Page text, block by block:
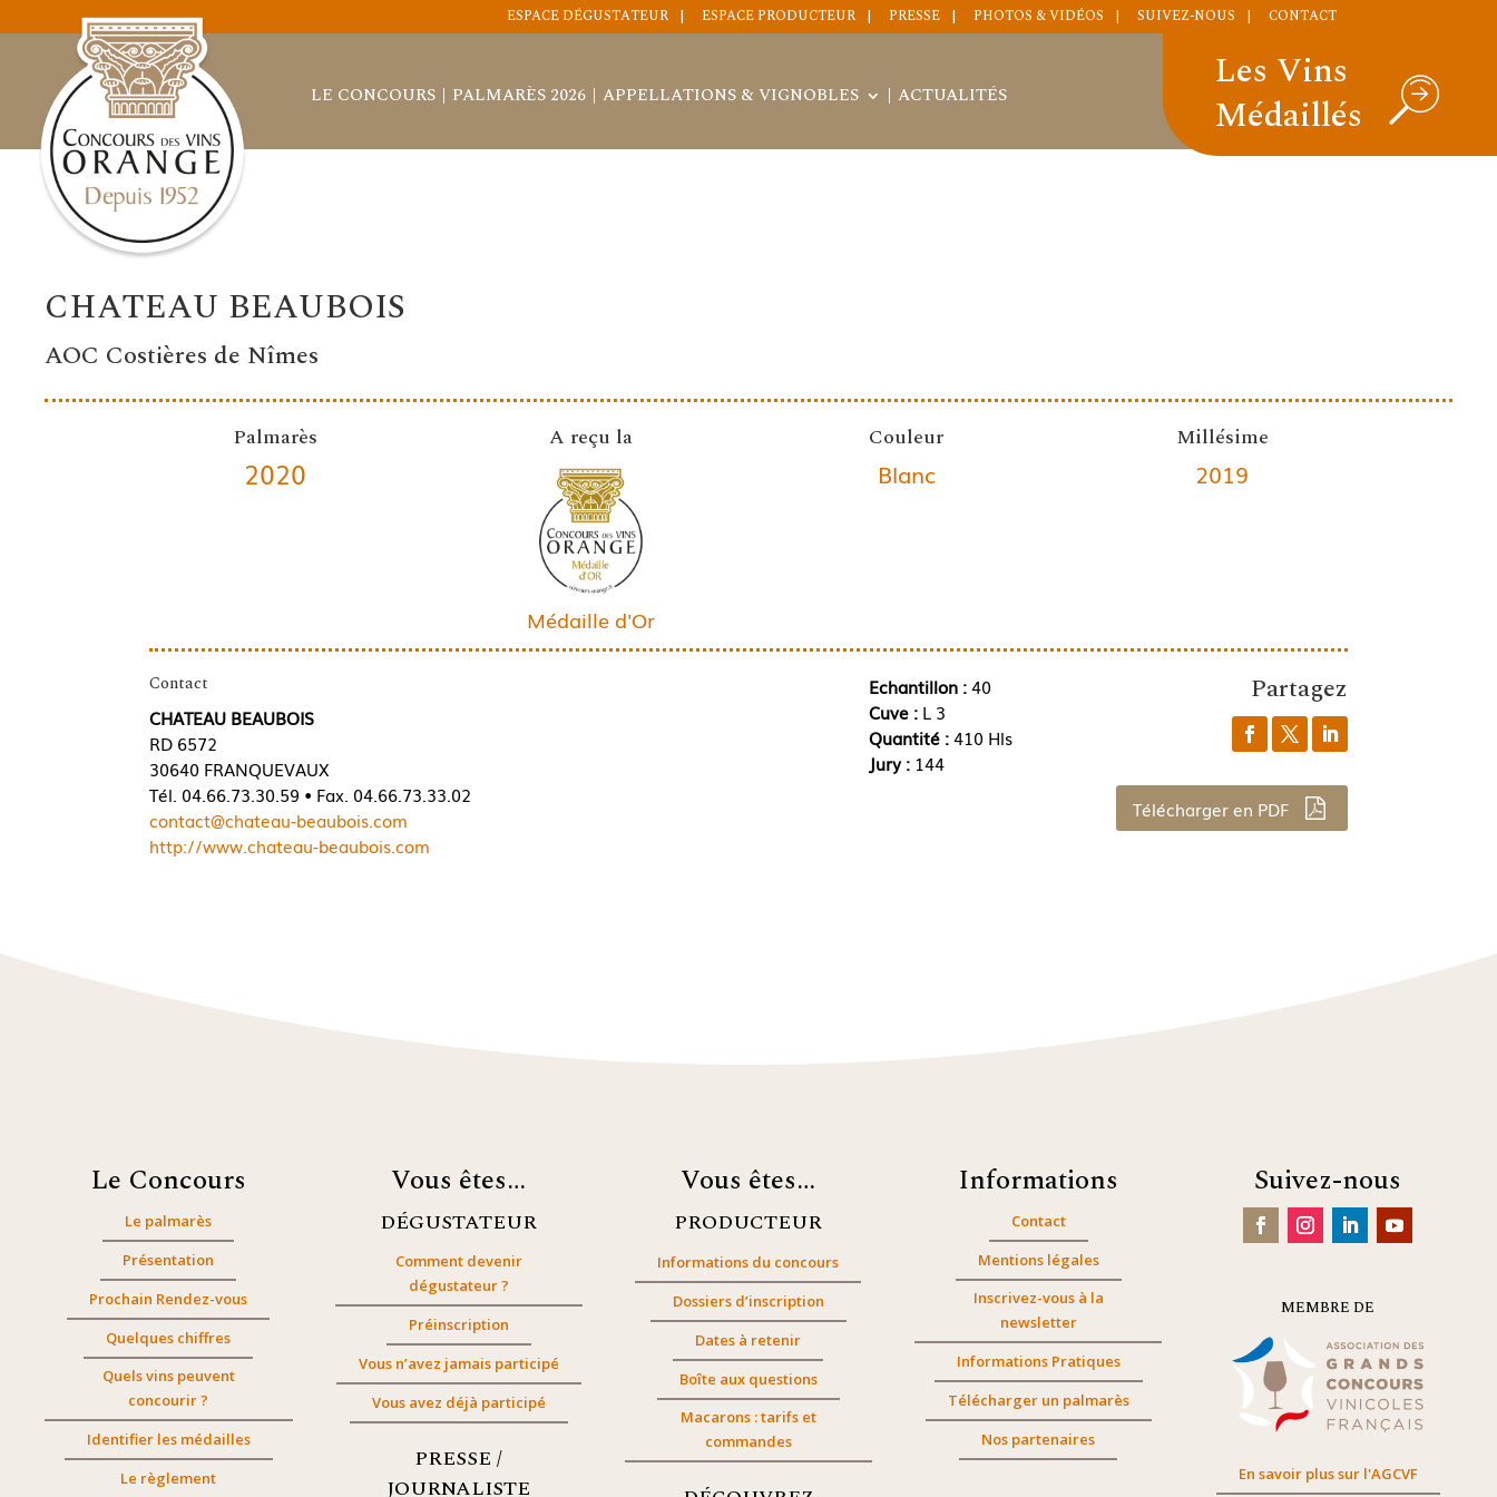
ESPACE DÉGUSTATEUR ESPACE PRODUCTEUR PRESSE PHOTOS & VIDÉOS SUIVEZ-NOUS CONTACT
LE CONCOURS PALMARÈS 2026 APPELLATIONS & VIGNOBLES ACTUALITÉS
Les Vins
Médaillés
CHATEAU BEAUBOIS
AOC Costières de Nîmes
Palmarès
2020
A reçu la
Médaille d'Or
Couleur
Blanc
Millésime
2019
Contact
CHATEAU BEAUBOIS
RD 6572
30640 FRANQUEVAUX
Tél. 04.66.73.30.59 • Fax. 04.66.73.33.02
contact@chateau-beaubois.com
http://www.chateau-beaubois.com
Echantillon :40
Cuve : L 3
Quantité :410 Hls
Jury : 144
Partagez
Télécharger en PDF
Le Concours
Le palmarès
Présentation
Prochain Rendez-vous
Quelques chiffres
Quels vins peuvent
concourir ?
Identifier les médailles
Le règlement
Vous êtes…
DÉGUSTATEUR
Comment devenir
dégustateur ?
Préinscription
Vous n’avez jamais participé
Vous avez déjà participé
PRESSE /
JOURNALISTE
Vous êtes…
PRODUCTEUR
Informations du concours
Dossiers d’inscription
Dates à retenir
Boîte aux questions
Macarons : tarifs et
commandes
Informations
Contact
Mentions légales
Inscrivez-vous à la
newsletter
Informations Pratiques
Télécharger un palmarès
Nos partenaires
Suivez-nous
MEMBRE DE
En savoir plus sur l'AGCVF